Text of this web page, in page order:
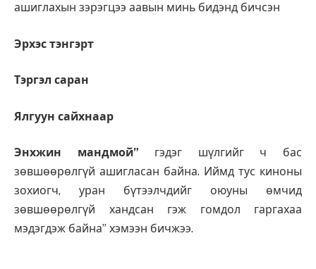
ашиглахын зэрэгцээ аавын минь бидэнд бичсэн
Эрхэс тэнгэрт
Тэргэл саран
Ялгуун сайхнаар
Энхжин мандмой” гэдэг шүлгийг ч бас
зөвшөөрөлгүй ашигласан байна. Иймд тус киноны
зохиогч, уран бүтээлчдийг оюуны өмчид
зөвшөөрөлгүй хандсан гэж гомдол гаргахаа
мэдэгдэж байна” хэмээн бичжээ.